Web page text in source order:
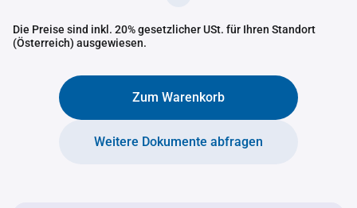
Die Preise sind inkl. 20% gesetzlicher USt. für Ihren Standort
(Österreich) ausgewiesen.
Zum Warenkorb
Weitere Dokumente abfragen